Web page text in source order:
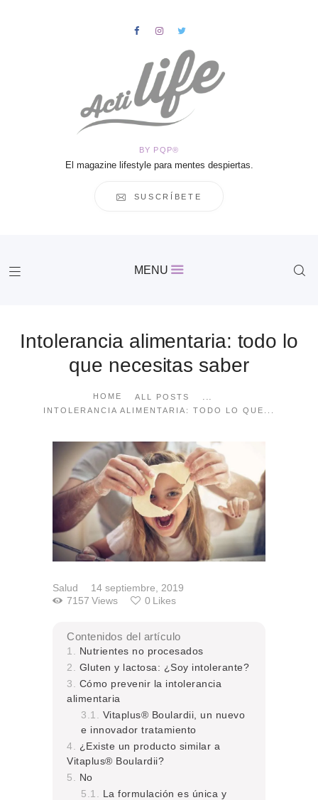
BY PQP®
El magazine lifestyle para mentes despiertas.
SUSCRÍBETE
MENU
Intolerancia alimentaria: todo lo
que necesitas saber
HOME ALL POSTS ...
INTOLERANCIA ALIMENTARIA: TODO LO QUE...
HOME
Salud
Salud
14 septiembre, 2019
7157 Views 0 Likes
Contenidos del artículo
Nutrientes no procesados
Gluten y lactosa: ¿Soy intolerante?
Cómo prevenir la intolerancia
alimentaria
Vitaplus® Boulardii, un nuevo
e innovador tratamiento
¿Existe un producto similar a
Vitaplus® Boulardii?
No
La formulación es única y